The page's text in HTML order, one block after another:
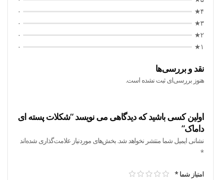
۴★
۰
۳★
۰
۲★
۰
۱★
۰
نقد و بررسی‌ها
هنوز بررسی‌ای ثبت نشده است.
اولین کسی باشید که دیدگاهی می نویسد “شکلات پسته ای
داماک”
نشانی ایمیل شما منتشر نخواهد شد. بخش‌های موردنیاز علامت‌گذاری شده‌اند
*
امتیاز شما *